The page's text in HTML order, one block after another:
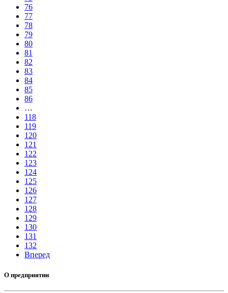
76
77
78
79
80
81
82
83
84
85
86
…
118
119
120
121
122
123
124
125
126
127
128
129
130
131
132
Вперед
О предприятии